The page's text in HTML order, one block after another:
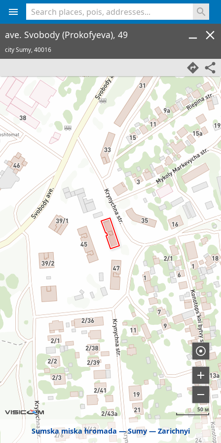
Sumska miska hromada Sumy Zarichnyi
50 м
ave. Svobody (Prokofyeva), 49
city Sumy,40016
<% console.log(hcard) %>